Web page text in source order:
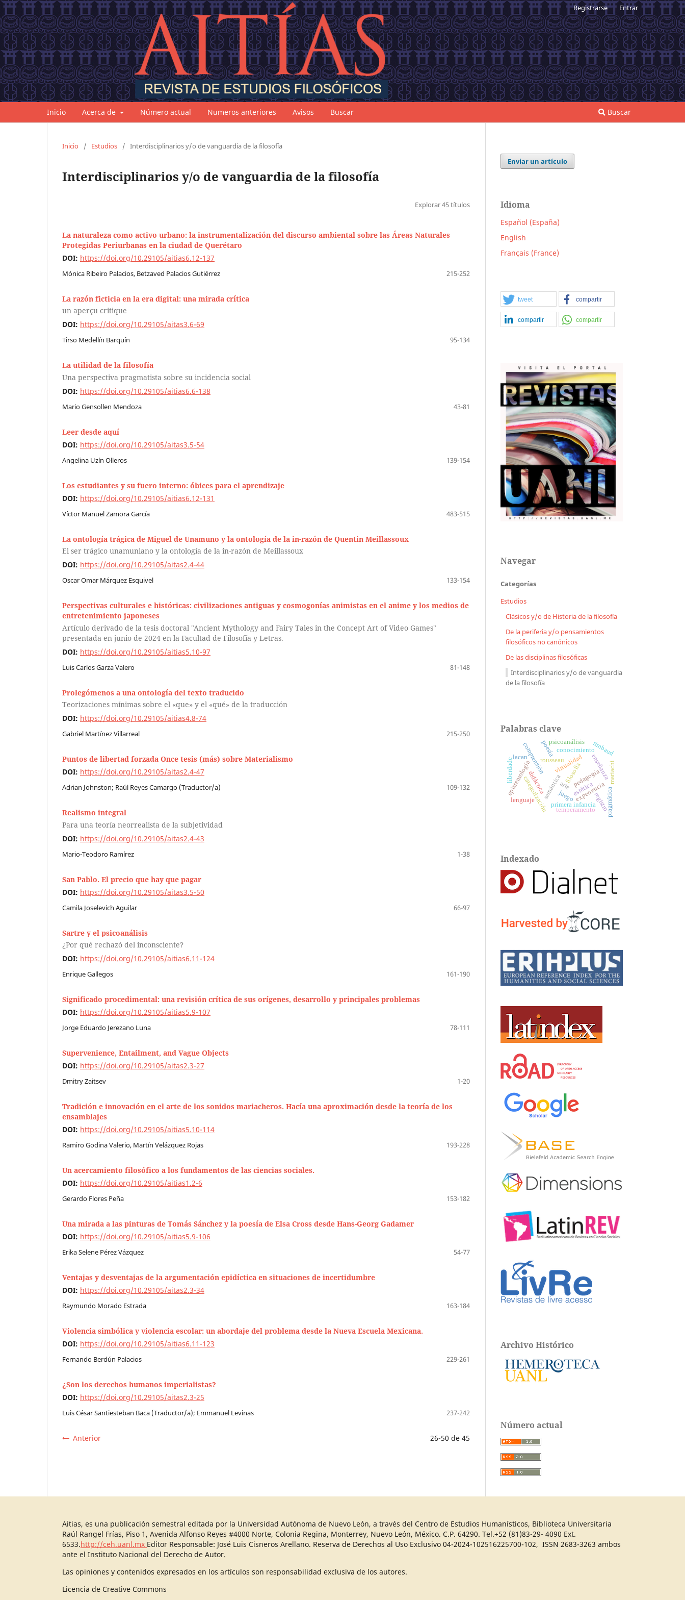
Inicio Acerca de Número actual Numeros anteriores Avisos Buscar Buscar
Registrarse Entrar
Inicio / Estudios / Interdisciplinarios y/o de vanguardia de la filosofía
Interdisciplinarios y/o de vanguardia de la filosofía
Explorar 45 títulos
La naturaleza como activo urbano: la instrumentalización del discurso ambiental sobre las Áreas Naturales
Protegidas Periurbanas en la ciudad de Querétaro
DOI: https://doi.org/10.29105/aitias6.12-137
Mónica Ribeiro Palacios, Betzaved Palacios Gutiérrez 215-252
La razón ficticia en la era digital: una mirada crítica
un aperçu critique
DOI: https://doi.org/10.29105/aitas3.6-69
Tirso Medellín Barquín 95-134
La utilidad de la filosofía
Una perspectiva pragmatista sobre su incidencia social
DOI: https://doi.org/10.29105/aitias6.6-138
Mario Gensollen Mendoza 43-81
Leer desde aquí
DOI: https://doi.org/10.29105/aitas3.5-54
Angelina Uzín Olleros 139-154
Los estudiantes y su fuero interno: óbices para el aprendizaje
DOI: https://doi.org/10.29105/aitias6.12-131
Víctor Manuel Zamora García 483-515
La ontología trágica de Miguel de Unamuno y la ontología de la in-razón de Quentin Meillassoux
El ser trágico unamuniano y la ontología de la in-razón de Meillassoux
DOI: https://doi.org/10.29105/aitas2.4-44
Oscar Omar Márquez Esquivel 133-154
Perspectivas culturales e históricas: civilizaciones antiguas y cosmogonías animistas en el anime y los medios de
entretenimiento japoneses
Artículo derivado de la tesis doctoral "Ancient Mythology and Fairy Tales in the Concept Art of Video Games"
presentada en junio de 2024 en la Facultad de Filosofía y Letras.
DOI: https://doi.org/10.29105/aitias5.10-97
Luis Carlos Garza Valero 81-148
Prolegómenos a una ontología del texto traducido
Teorizaciones mínimas sobre el «que» y el «qué» de la traducción
DOI: https://doi.org/10.29105/aitias4.8-74
Gabriel Martínez Villarreal 215-250
Puntos de libertad forzada Once tesis (más) sobre Materialismo
DOI: https://doi.org/10.29105/aitas2.4-47
Adrian Johnston; Raúl Reyes Camargo (Traductor/a) 109-132
Realismo integral
Para una teoría neorrealista de la subjetividad
DOI: https://doi.org/10.29105/aitas2.4-43
Mario-Teodoro Ramírez 1-38
San Pablo. El precio que hay que pagar
DOI: https://doi.org/10.29105/aitas3.5-50
Camila Joselevich Aguilar 66-97
Sartre y el psicoanálisis
¿Por qué rechazó del inconsciente?
DOI: https://doi.org/10.29105/aitias6.11-124
Enrique Gallegos 161-190
Significado procedimental: una revisión crítica de sus orígenes, desarrollo y principales problemas
DOI: https://doi.org/10.29105/aitias5.9-107
Jorge Eduardo Jerezano Luna 78-111
Supervenience, Entailment, and Vague Objects
DOI: https://doi.org/10.29105/aitas2.3-27
Dmitry Zaitsev 1-20
Tradición e innovación en el arte de los sonidos mariacheros. Hacía una aproximación desde la teoría de los
ensamblajes
DOI: https://doi.org/10.29105/aitias5.10-114
Ramiro Godina Valerio, Martín Velázquez Rojas 193-228
Un acercamiento filosófico a los fundamentos de las ciencias sociales.
DOI: https://doi.org/10.29105/aitias1.2-6
Gerardo Flores Peña 153-182
Una mirada a las pinturas de Tomás Sánchez y la poesía de Elsa Cross desde Hans-Georg Gadamer
DOI: https://doi.org/10.29105/aitias5.9-106
Erika Selene Pérez Vázquez 54-77
Ventajas y desventajas de la argumentación epidíctica en situaciones de incertidumbre
DOI: https://doi.org/10.29105/aitas2.3-34
Raymundo Morado Estrada 163-184
Violencia simbólica y violencia escolar: un abordaje del problema desde la Nueva Escuela Mexicana.
DOI: https://doi.org/10.29105/aitias6.11-123
Fernando Berdún Palacios 229-261
¿Son los derechos humanos imperialistas?
DOI: https://doi.org/10.29105/aitas2.3-25
Luis César Santiesteban Baca (Traductor/a); Emmanuel Levinas 237-242
Anterior 26-50 de 45
Enviar un artículo
Idioma
Español (España)
English
Français (France)
tweet compartir
compartir compartir
Navegar
Categorías
Estudios
Clásicos y/o de Historia de la filosofía
De la periferia y/o pensamientos
filosóficos no canónicos
De las disciplinas filosóficas
Interdisciplinarios y/o de vanguardia
de la filosofía
Palabras clave
pedagogía
virtualidad enseñanza
filosofía
didáctica
juego
arte experiencia
conocimiento
comprensión
semántica pragmática
epistemologíacategorización primera infancia
temperamento
lenguaje
rousseau
liberdade
poesía rimbaud
psicoanálisis
lacan
estética
registro
mariachi
Indexado
Archivo Histórico
Número actual
Aitias, es una publicación semestral editada por la Universidad Autónoma de Nuevo León, a través del Centro de Estudios Humanísticos, Biblioteca Universitaria
Raúl Rangel Frías, Piso 1, Avenida Alfonso Reyes #4000 Norte, Colonia Regina, Monterrey, Nuevo León, México. C.P. 64290. Tel.+52 (81)83-29- 4090 Ext.
6533.http://ceh.uanl.mx Editor Responsable: José Luis Cisneros Arellano. Reserva de Derechos al Uso Exclusivo 04-2024-102516225700-102, ISSN 2683-3263 ambos
ante el Instituto Nacional del Derecho de Autor.
Las opiniones y contenidos expresados en los artículos son responsabilidad exclusiva de los autores.
Licencia de Creative Commons